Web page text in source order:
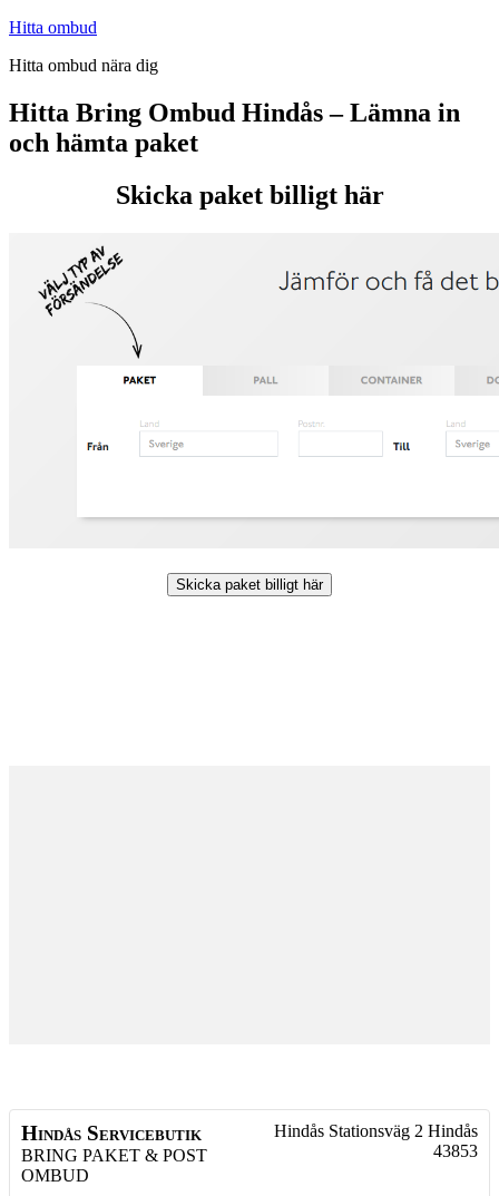
Hoppa
innehåll
Hitta ombud
Hitta ombud nära dig
Hitta Bring Ombud Hindås – Lämna in
och hämta paket
Skicka paket billigt här
Skicka paket billigt här
Hindås Servicebutik
BRING PAKET & POST
OMBUD
Hindås Stationsväg 2 Hindås
43853